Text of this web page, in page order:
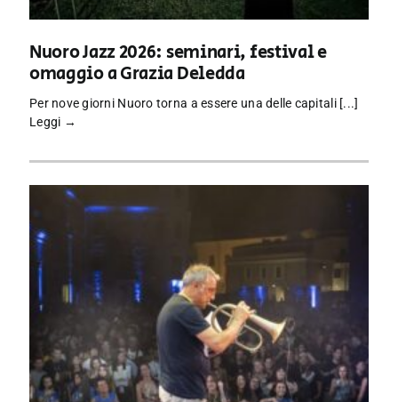
Nuoro Jazz 2026: seminari, festival e
omaggio a Grazia Deledda
Per nove giorni Nuoro torna a essere una delle capitali [...]
Leggi →